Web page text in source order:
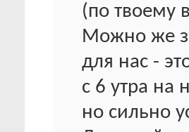
(по твоему
Можно же
для нас -
с 6 утра на
но сильно